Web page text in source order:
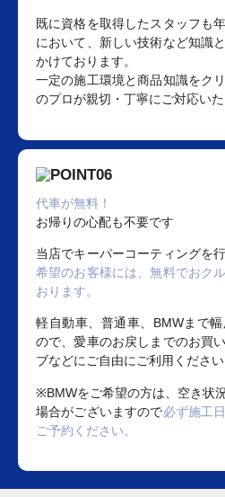
既に資格を取得したスタッフも
において、新しい技術など知識
かけております。
一定の施工環境と商品知識をク
のプロが親切・丁寧にご対応いた
代車が無料！
お帰りの心配も不要です
当店でキーパーコーティングを
希望のお客様には、無料でおク
おります。
軽自動車、普通車、BMWまで
ので、愛車のお戻しまでのお買
ブなどにご自由にご利用ください
※BMWをご希望の方は、空き状
場合がございますので必ず施工
ご予約ください。